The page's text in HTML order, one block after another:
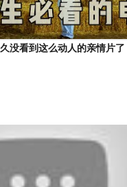
没看到这么动人的亲情片